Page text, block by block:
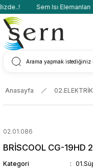
Sern Isı Elemanları
Anasayfa
02.01.086
BRİSCOOL CG-
Kategori